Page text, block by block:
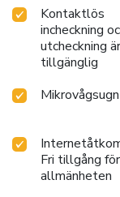
Kontaktlös
incheckning
utcheckning är
tillgänglig
Mikrovågsugn
Fri tillgång för
allmänheten